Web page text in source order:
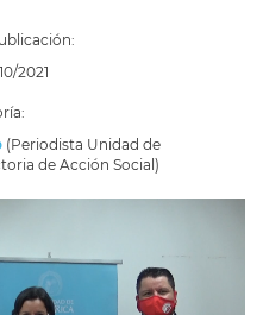
2021
(Periodista Unidad de
de Acción Social)